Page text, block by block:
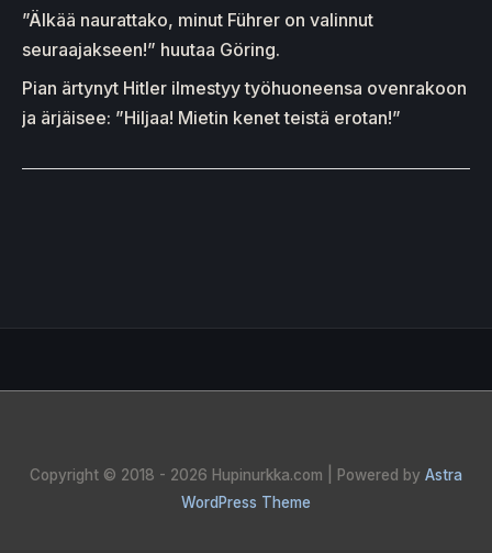
”Älkää naurattako, minut Führer on valinnut
seuraajakseen!” huutaa Göring.
Pian ärtynyt Hitler ilmestyy työhuoneensa ovenrakoon
ja ärjäisee: ”Hiljaa! Mietin kenet teistä erotan!”
Copyright © 2018 - 2026 Hupinurkka.com | Powered by Astra
WordPress Theme